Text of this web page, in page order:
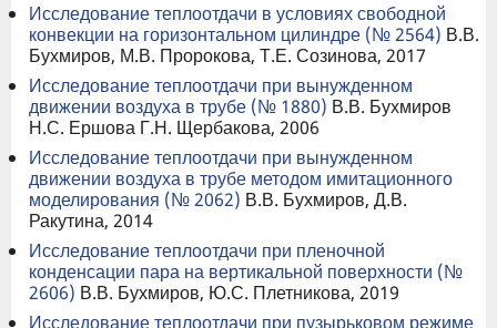
Исследование теплоотдачи в условиях свободной
конвекции на горизонтальном цилиндре (№ 2564) В.В.
Бухмиров, М.В. Пророкова, Т.Е. Созинова, 2017
Исследование теплоотдачи при вынужденном
движении воздуха в трубе (№ 1880) В.В. Бухмиров
Н.С. Ершова Г.Н. Щербакова, 2006
Исследование теплоотдачи при вынужденном
движении воздуха в трубе методом имитационного
моделирования (№ 2062) В.В. Бухмиров, Д.В.
Ракутина, 2014
Исследование теплоотдачи при пленочной
конденсации пара на вертикальной поверхности (№
2606) В.В. Бухмиров, Ю.С. Плетникова, 2019
Исследование теплоотдачи при пузырьковом режиме